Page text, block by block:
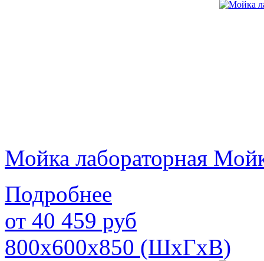
Мойка лабораторная
Подробнее
от 40 459 руб
800х600х850 (ШхГхВ)